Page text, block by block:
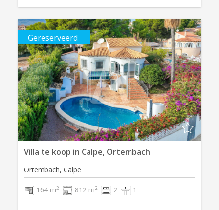
Gereserveerd
Villa te koop in Calpe, Ortembach
Ortembach, Calpe
164 m2 812 m2 2 1